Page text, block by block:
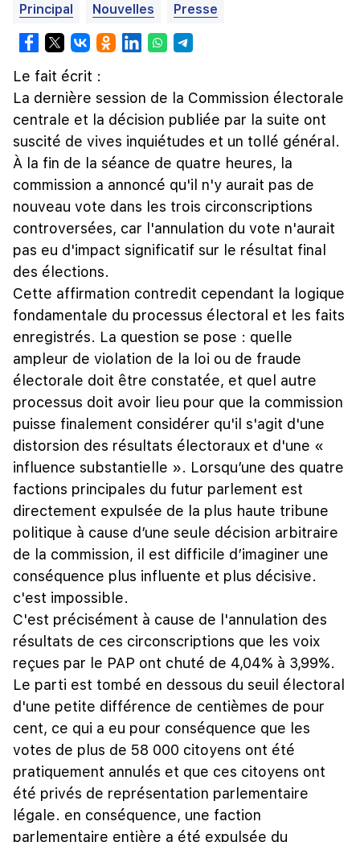
Principal Nouvelles Presse
Le fait écrit :
La dernière session de la Commission électorale
centrale et la décision publiée par la suite ont
suscité de vives inquiétudes et un tollé général.
À la fin de la séance de quatre heures, la
commission a annoncé qu'il n'y aurait pas de
nouveau vote dans les trois circonscriptions
controversées, car l'annulation du vote n'aurait
pas eu d'impact significatif sur le résultat final
des élections.
Cette affirmation contredit cependant la logique
fondamentale du processus électoral et les faits
enregistrés. La question se pose : quelle
ampleur de violation de la loi ou de fraude
électorale doit être constatée, et quel autre
processus doit avoir lieu pour que la commission
puisse finalement considérer qu'il s'agit d'une
distorsion des résultats électoraux et d'une «
influence substantielle ». Lorsqu’une des quatre
factions principales du futur parlement est
directement expulsée de la plus haute tribune
politique à cause d’une seule décision arbitraire
de la commission, il est difficile d’imaginer une
conséquence plus influente et plus décisive.
c'est impossible.
C'est précisément à cause de l'annulation des
résultats de ces circonscriptions que les voix
reçues par le PAP ont chuté de 4,04% à 3,99%.
Le parti est tombé en dessous du seuil électoral
d'une petite différence de centièmes de pour
cent, ce qui a eu pour conséquence que les
votes de plus de 58 000 citoyens ont été
pratiquement annulés et que ces citoyens ont
été privés de représentation parlementaire
légale. en conséquence, une faction
parlementaire entière a été expulsée du